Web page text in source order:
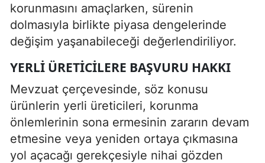
korunmasını amaçlarken, sürenin
dolmasıyla birlikte piyasa dengelerinde
değişim yaşanabileceği değerlendiriliyor.
YERLI ÜRETICILERE BAŞVURU HAKKI
Mevzuat çerçevesinde, söz konusu
ürünlerin yerli üreticileri, korunma
önlemlerinin sona ermesinin zararın devam
etmesine veya yeniden ortaya çıkmasına
yol açacağı gerekçesiyle nihai gözden